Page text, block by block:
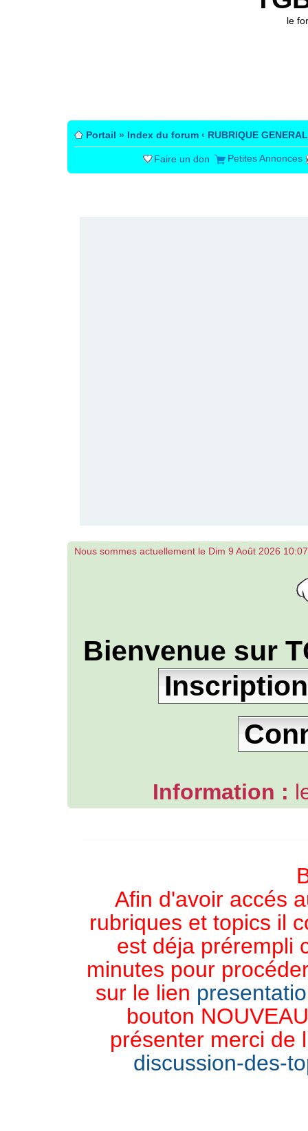
le
Portail » Index du forum ‹ RUBRIQUE
Faire un don Petites Annonces
Nous sommes actuellement le Dim 9 Août 2026 10:07
Bienvenue sur
Inscription
Information :
Afin d'avoir accés
rubriques et topics il
est déja prérempli
minutes pour
sur le lien
bouton
présenter merci de
discussion-des-